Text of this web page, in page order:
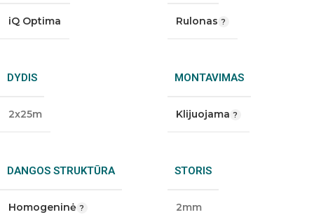
iQ Optima Rulonas
DYDIS
2x25m
MONTAVIMAS
Klijuojama
DANGOS STRUKTŪRA
Homogeninė
STORIS
2mm